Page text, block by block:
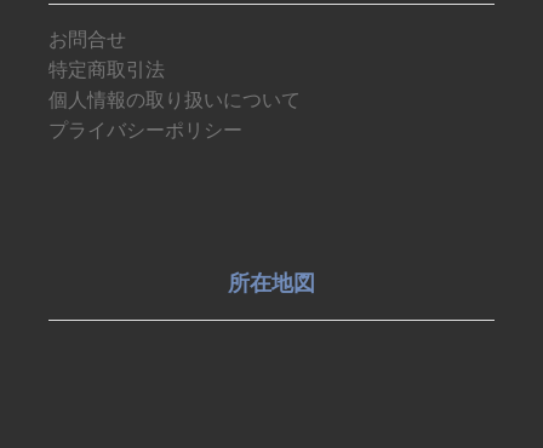
お問合せ
特定商取引法
個人情報の取り扱いについて
プライバシーポリシー
所在地図